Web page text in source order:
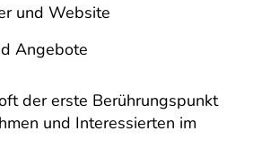
und Website
Angebote
der erste Berührungspunkt
und Interessierten im